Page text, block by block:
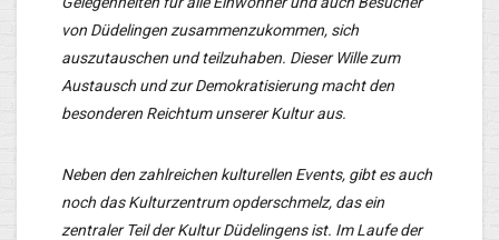
von Düdelingen zusammenzukommen, sich
auszutauschen und teilzuhaben. Dieser Wille zum
Austausch und zur Demokratisierung macht den
besonderen Reichtum unserer Kultur aus.
Neben den zahlreichen kulturellen Events, gibt es auch
noch das Kulturzentrum opderschmelz, das ein
zentraler Teil der Kultur Düdelingens ist. Im Laufe der